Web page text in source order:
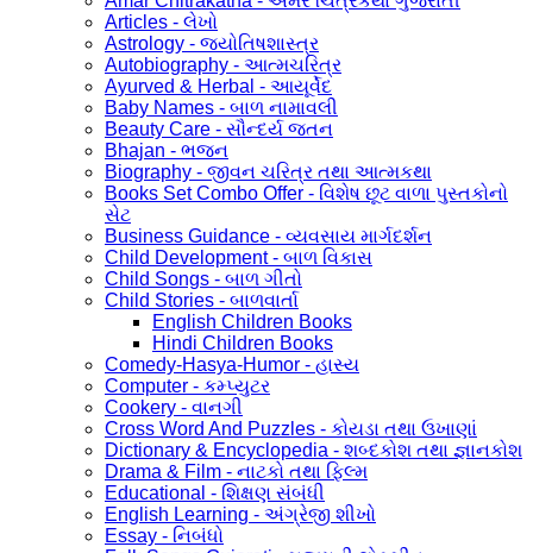
Articles - લેખો
Astrology - જ્યોતિષશાસ્ત્ર
Autobiography - આત્મચરિત્ર
Ayurved & Herbal - આયૂર્વેદ
Baby Names - બાળ નામાવલી
Beauty Care - સૌન્દર્ય જતન
Bhajan - ભજન
Biography - જીવન ચરિત્ર તથા આત્મકથા
Books Set Combo Offer - વિશેષ છૂટ વાળા પુસ્તકોનો
સેટ
Business Guidance - વ્યવસાય માર્ગદર્શન
Child Development - બાળ વિકાસ
Child Songs - બાળ ગીતો
Child Stories - બાળવાર્તા
English Children Books
Hindi Children Books
Comedy-Hasya-Humor - હાસ્ય
Computer - કમ્પ્યુટર
Cookery - વાનગી
Cross Word And Puzzles - કોયડા તથા ઉખાણાં
Dictionary & Encyclopedia - શબ્દકોશ તથા જ્ઞાનકોશ
Drama & Film - નાટકો તથા ફિલ્મ
Educational - શિક્ષણ સંબંધી
English Learning - અંગ્રેજી શીખો
Essay - નિબંધો